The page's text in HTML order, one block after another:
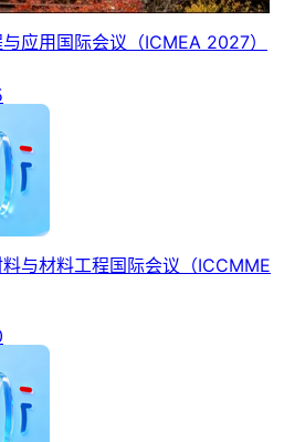
应用国际会议 （ICMEA 2027）
与材料工程国际会议 （ICCMME